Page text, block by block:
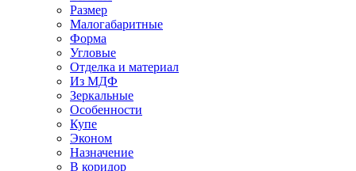
Размер
Малогабаритные
Форма
Угловые
Отделка и материал
Из МДФ
Зеркальные
Особенности
Купе
Эконом
Назначение
В коридор